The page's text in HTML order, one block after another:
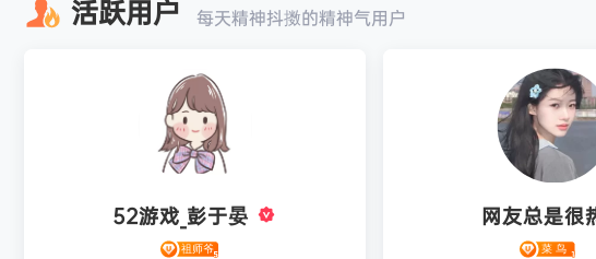
活跃用户 每天精神抖擞的精神气用户
52游戏_彭于晏 网友总是很